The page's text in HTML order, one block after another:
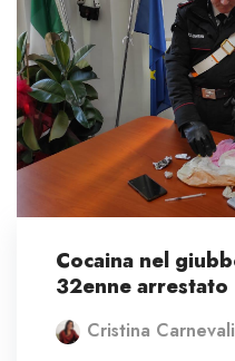
Cocaina nel
32enne arrestato
Cristina Carnevali